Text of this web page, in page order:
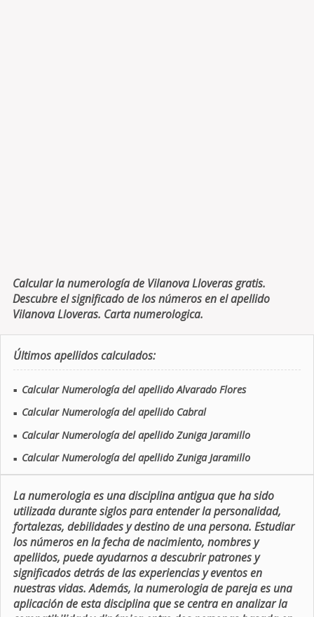
Calcular la numerología de Vilanova Lloveras gratis.
Descubre el significado de los números en el apellido
Vilanova Lloveras. Carta numerologica.
Últimos apellidos calculados:
■ Calcular Numerología del apellido Alvarado Flores
■ Calcular Numerología del apellido Cabral
■ Calcular Numerología del apellido Zuniga Jaramillo
■ Calcular Numerología del apellido Zuniga Jaramillo
La numerologia es una disciplina antigua que ha sido
utilizada durante siglos para entender la personalidad,
fortalezas, debilidades y destino de una persona. Estudiar
los números en la fecha de nacimiento, nombres y
apellidos, puede ayudarnos a descubrir patrones y
significados detrás de las experiencias y eventos en
nuestras vidas. Además, la numerologia de pareja es una
aplicación de esta disciplina que se centra en analizar la